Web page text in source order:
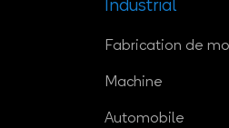
Industrial
Fabrication de
Machine
Automobile